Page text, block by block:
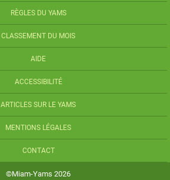
RÈGLES DU YAMS
CLASSEMENT DU MOIS
AIDE
ACCESSIBILITÉ
ARTICLES SUR LE YAMS
MENTIONS LÉGALES
CONTACT
©Miam-Yams 2026